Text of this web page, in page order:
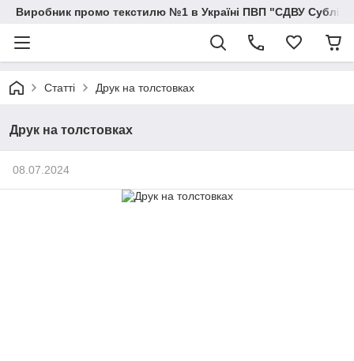
Виробник промо текстилю №1 в Україні ПВП "СДВУ
Статті Друк на толстовках
Друк на толстовках
08.07.2024